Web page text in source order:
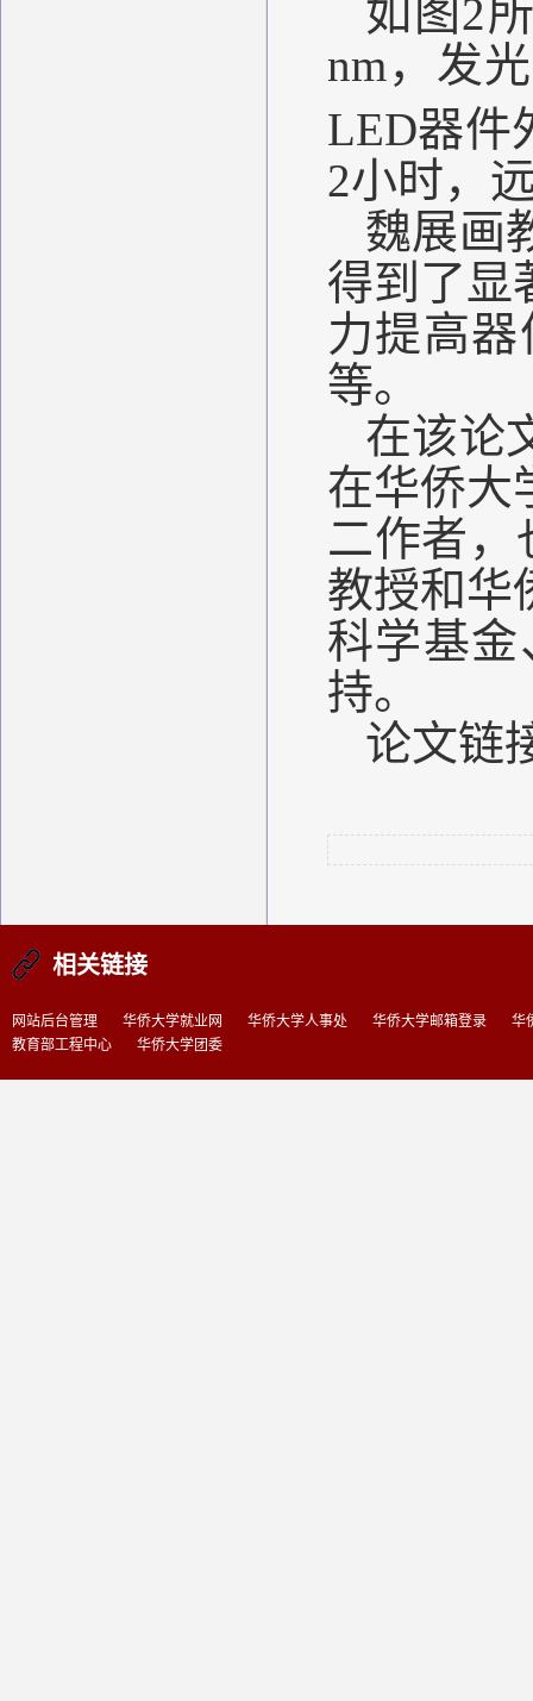
如图 2
nm ，发
LED器件
2小时，
魏展画
得到了显
力提高
等。
在该论
在华侨大
二作者，
教授和华
科学基
持。
论文链
相关链接
网站后台管理 华侨大学就业网 华侨大学人事处 华侨大学邮箱登录
华
教育部工程中心
华侨大学团委